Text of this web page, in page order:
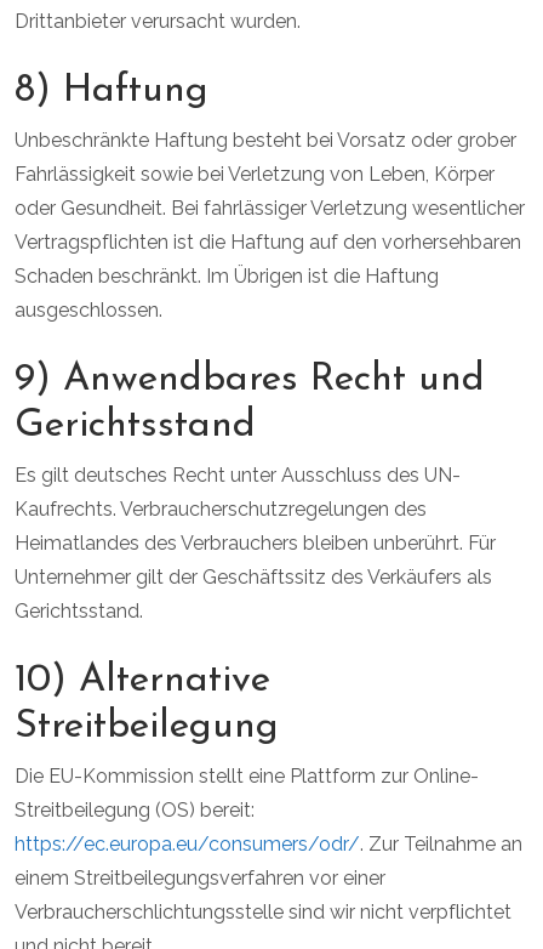
Drittanbieter verursacht wurden.
8) Haftung
Unbeschränkte Haftung besteht bei Vorsatz oder grober
Fahrlässigkeit sowie bei Verletzung von Leben, Körper
oder Gesundheit. Bei fahrlässiger Verletzung wesentlicher
Vertragspflichten ist die Haftung auf den vorhersehbaren
Schaden beschränkt. Im Übrigen ist die Haftung
ausgeschlossen.
9) Anwendbares Recht und
Gerichtsstand
Es gilt deutsches Recht unter Ausschluss des UN-
Kaufrechts. Verbraucherschutzregelungen des
Heimatlandes des Verbrauchers bleiben unberührt. Für
Unternehmer gilt der Geschäftssitz des Verkäufers als
Gerichtsstand.
10) Alternative
Streitbeilegung
Die EU-Kommission stellt eine Plattform zur Online-
Streitbeilegung (OS) bereit:
https://ec.europa.eu/consumers/odr/. Zur Teilnahme an
einem Streitbeilegungsverfahren vor einer
Verbraucherschlichtungsstelle sind wir nicht verpflichtet